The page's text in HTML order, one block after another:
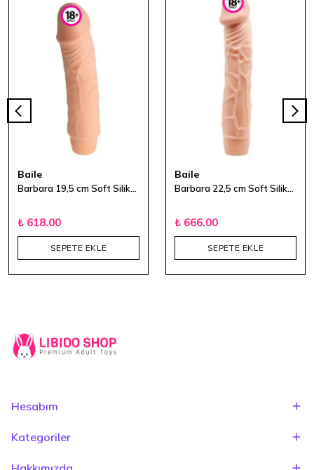
Baile
₺ 618.00
SEPETE EKLE
Baile
₺ 666.00
SEPETE EKLE
Hesabım
Kategoriler